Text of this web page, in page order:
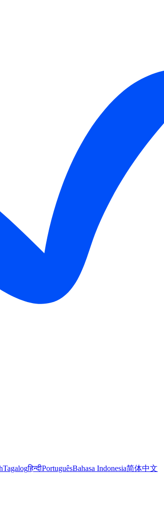
Tagalogहिन्दीPortuguêsBahasa Indonesia简体中文